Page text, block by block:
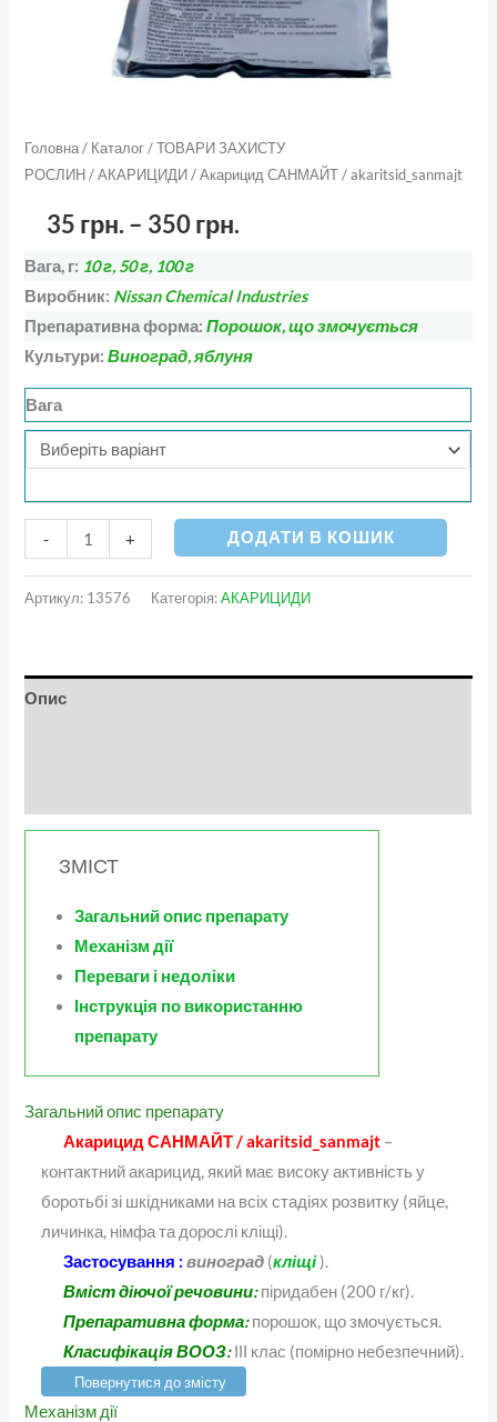
Головна/ Каталог/ТОВАРИ ЗАХИСТУ
РОСЛИН/АКАРИЦИДИ/ Акарицид САНМАЙТ / akaritsid_sanmajt
35 грн. – 350грн.
Вага, г: 10 г, 50 г, 100 г
Виробник: Nissan Chemical Industries
Препаративна форма:Порошок, що змочується
Культури:Виноград, яблуня
Вага
- + ДОДАТИ В КОШИК
Артикул: 13576 Категорія:АКАРИЦИДИ
Опис
ЗМІСТ
Загальний опис препарату
Механізм дії
Переваги і недоліки
Інструкція по використанню
препарату
Загальний опис препарату
Акарицид САНМАЙТ / akaritsid_sanmajt –
контактний акарицид, який має високу активність у
боротьбі зі шкідниками на всіх стадіях розвитку (яйце,
личинка, німфа та дорослі кліщі).
Застосування :виноград (кліщі).
Вміст діючої речовини:піридабен (200 г/кг).
Препаративна форма:порошок, що змочується.
Класифікація ВООЗ:ІІІ клас (помірно небезпечний).
Повернутися до змісту
Механізм дії